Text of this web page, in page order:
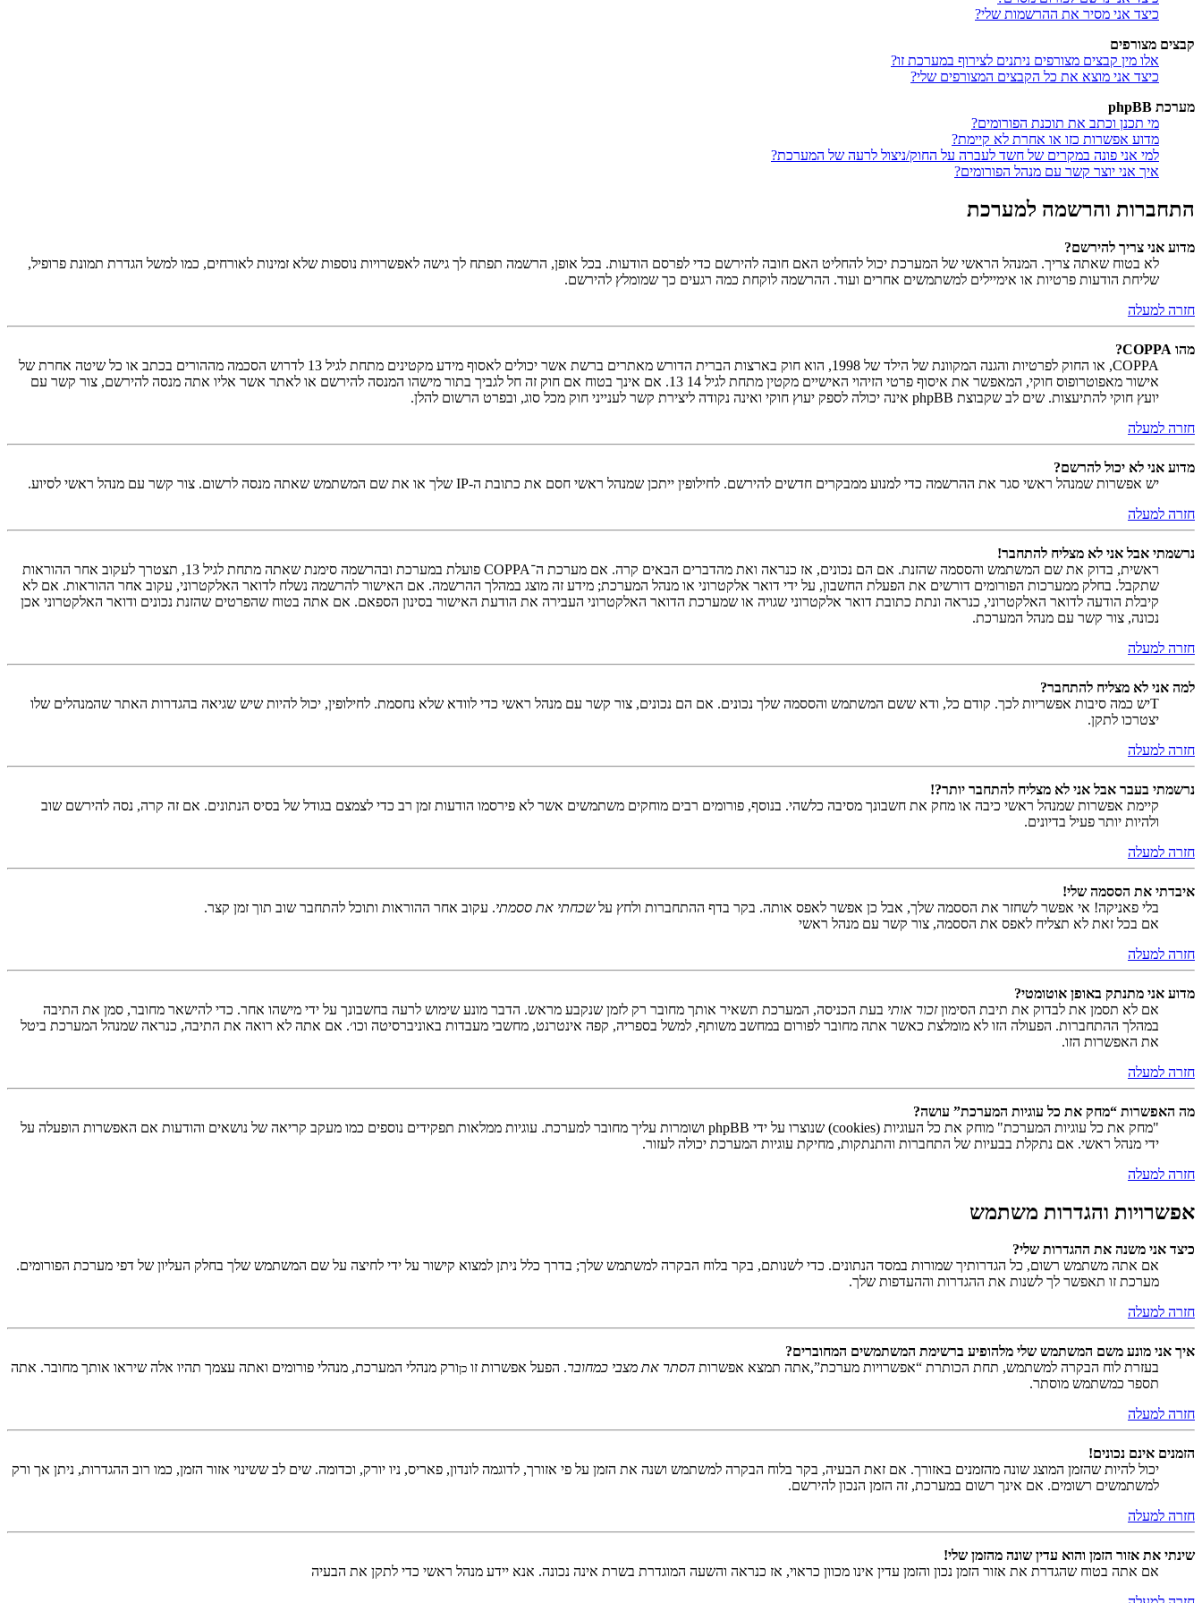
כיצד אני מסיר את ההרשמות שלי?
קבצים מצורפים
אלו מין קבצים מצורפים ניתנים לצירוף במערכת זו?
כיצד אני מוצא את כל הקבצים המצורפים שלי?
מערכת phpBB
מי תכנן וכתב את תוכנת הפורומים?
מדוע אפשרות כזו או אחרת לא קיימת?
למי אני פונה במקרים של חשד לעברה על החוק/ניצול לרעה של המערכת?
איך אני יוצר קשר עם מנהל הפורומים?
התחברות והרשמה למערכת
מדוע אני צריך להירשם?
לא בטוח שאתה צריך. המנהל הראשי של המערכת יכול להחליט האם חובה להירשם כדי לפרסם הודעות. בכל אופן, הרשמה תפתח לך גישה לאפשרויות נוספות שלא זמינות לאורחים, כמו למשל הגדרת תמונת פרופיל,
שליחת הודעות פרטיות או אימיילים למשתמשים אחרים ועוד. ההרשמה לוקחת כמה רגעים כך שמומלץ להירשם.
חזרה למעלה
מהו COPPA?
COPPA, או החוק לפרטיות והגנה המקוונת של הילד של 1998, הוא חוק בארצות הברית הדורש מאתרים ברשת אשר יכולים לאסוף מידע מקטינים מתחת לגיל 13 לדרוש הסכמה מההורים בכתב או כל שיטה אחרת של
אישור מאפוטרופוס חוקי, המאפשר את איסוף פרטי הזיהוי האישיים מקטין מתחת לגיל 14 13. אם אינך בטוח אם חוק זה חל לגביך בתור מישהו המנסה להירשם או לאתר אשר אליו אתה מנסה להירשם, צור קשר עם
יועץ חוקי להתיעצות. שים לב שקבוצת phpBB אינה יכולה לספק יעוץ חוקי ואינה נקודה ליצירת קשר לענייני חוק מכל סוג, ובפרט הרשום להלן.
חזרה למעלה
מדוע אני לא יכול להרשם?
יש אפשרות שמנהל ראשי סגר את ההרשמה כדי למנוע ממבקרים חדשים להירשם. לחילופין ייתכן שמנהל ראשי חסם את כתובת ה-IP שלך או את שם המשתמש שאתה מנסה לרשום. צור קשר עם מנהל ראשי לסיוע.
חזרה למעלה
נרשמתי אבל אני לא מצליח להתחבר!
ראשית, בדוק את שם המשתמש והססמה שהזנת. אם הם נכונים, אז כנראה ואת מהדברים הבאים קרה. אם מערכת ה־COPPA פועלת במערכת ובהרשמה סימנת שאתה מתחת לגיל 13, תצטרך לעקוב אחר ההוראות
שתקבל. בחלק ממערכות הפורומים דורשים את הפעלת החשבון, על ידי דואר אלקטרוני או מנהל המערכת; מידע זה מוצג במהלך ההרשמה. אם האישור להרשמה נשלח לדואר האלקטרוני, עקוב אחר ההוראות. אם לא
קיבלת הודעה לדואר האלקטרוני, כנראה ונתת כתובת דואר אלקטרוני שגויה או שמערכת הדואר האלקטרוני העבירה את הודעת האישור בסינון הספאם. אם אתה בטוח שהפרטים שהזנת נכונים ודואר האלקטרוני אכן
נכונה, צור קשר עם מנהל המערכת.
חזרה למעלה
למה אני לא מצליח להתחבר?
Tיש כמה סיבות אפשריות לכך. קודם כל, ודא ששם המשתמש והססמה שלך נכונים. אם הם נכונים, צור קשר עם מנהל ראשי כדי לוודא שלא נחסמת. לחילופין, יכול להיות שיש שגיאה בהגדרות האתר שהמנהלים שלו
יצטרכו לתקן.
חזרה למעלה
נרשמתי בעבר אבל אני לא מצליח להתחבר יותר?!
קיימת אפשרות שמנהל ראשי כיבה או מחק את חשבונך מסיבה כלשהי. בנוסף, פורומים רבים מוחקים משתמשים אשר לא פירסמו הודעות זמן רב כדי לצמצם בגודל של בסיס הנתונים. אם זה קרה, נסה להירשם שוב
ולהיות יותר פעיל בדיונים.
חזרה למעלה
איבדתי את הססמה שלי!
בלי פאניקה! אי אפשר לשחזר את הססמה שלך, אבל כן אפשר לאפס אותה. בקר בדף ההתחברות ולחץ עלשכחתי את ססמתי. עקוב אחר ההוראות ותוכל להתחבר שוב תוך זמן קצר.
אם בכל זאת לא תצליח לאפס את הססמה, צור קשר עם מנהל ראשי
חזרה למעלה
מדוע אני מתנתק באופן אוטומטי?
אם לא תסמן את לבדוק את תיבת הסימוןזכור אותי בעת הכניסה, המערכת תשאיר אותך מחובר רק לזמן שנקבע מראש. הדבר מונע שימוש לרעה בחשבונך על ידי מישהו אחר. כדי להישאר מחובר, סמן את התיבה
במהלך ההתחברות. הפעולה הזו לא מומלצת כאשר אתה מחובר לפורום במחשב משותף, למשל בספריה, קפה אינטרנט, מחשבי מעבדות באוניברסיטה וכו׳. אם אתה לא רואה את התיבה, כנראה שמנהל המערכת ביטל
את האפשרות הזו.
חזרה למעלה
מה האפשרות “מחק את כל עוגיות המערכת” עושה?
"מחק את כל עוגיות המערכת" מוחק את כל העוגיות (cookies) שנוצרו על ידי phpBB ושומרות עליך מחובר למערכת. עוגיות ממלאות תפקידים נוספים כמו מעקב קריאה של נושאים והודעות אם האפשרות הופעלה על
ידי מנהל ראשי. אם נתקלת בבעיות של התחברות והתנתקות, מחיקת עוגיות המערכת יכולה לעזור.
חזרה למעלה
אפשרויות והגדרות משתמש
כיצד אני משנה את ההגדרות שלי?
אם אתה משתמש רשום, כל הגדרותיך שמורות במסד הנתונים. כדי לשנותם, בקר בלוח הבקרה למשתמש שלך; בדרך כלל ניתן למצוא קישור על ידי לחיצה על שם המשתמש שלך בחלק העליון של דפי מערכת הפורומים.
מערכת זו תאפשר לך לשנות את ההגדרות וההעדפות שלך.
חזרה למעלה
איך אני מונע משם המשתמש שלי מלהופיע ברשימת המשתמשים המחוברים?
בעזרת לוח הבקרה למשתמש, תחת הכותרת “אפשרויות מערכת”,אתה תמצא אפשרות הסתר את מצבי כמחובר. הפעל אפשרות זו כןורק מנהלי המערכת, מנהלי פורומים ואתה עצמך תהיו אלה שיראו אותך מחובר. אתה
תספר כמשתמש מוסתר.
חזרה למעלה
הזמנים אינם נכונים!
יכול להיות שהזמן המוצג שונה מהזמנים באזורך. אם זאת הבעיה, בקר בלוח הבקרה למשתמש ושנה את הזמן על פי אזורך, לדוגמה לונדון, פאריס, ניו יורק, וכדומה. שים לב ששינוי אזור הזמן, כמו רוב ההגדרות, ניתן אך ורק
למשתמשים רשומים. אם אינך רשום במערכת, זה הזמן הנכון להירשם.
חזרה למעלה
שינתי את אזור הזמן והוא עדין שונה מהזמן שלי!
אם אתה בטוח שהגדרת את אזור הזמן נכון והזמן עדין אינו מכוון כראוי, אז כנראה והשעה המוגדרת בשרת אינה נכונה. אנא יידע מנהל ראשי כדי לתקן את הבעיה